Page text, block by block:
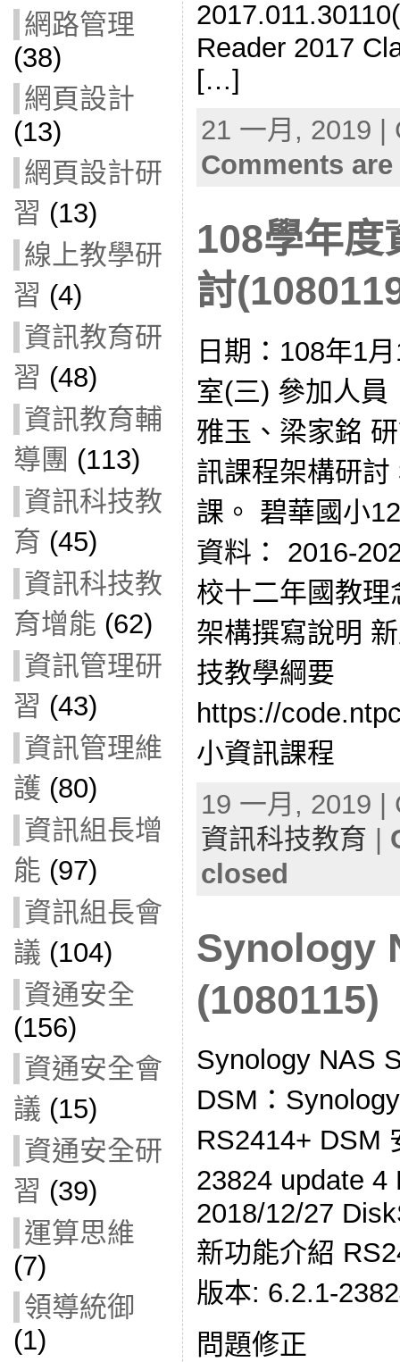
網路管理
(38)
網頁設計
(13)
網頁設計研
習 (13)
線上教學研
習 (4)
資訊教育研
習 (48)
資訊教育輔
導團 (113)
資訊科技教
育 (45)
資訊科技教
育增能 (62)
資訊管理研
習 (43)
資訊管理維
護 (80)
資訊組長增
能 (97)
資訊組長會
議 (104)
資通安全
(156)
資通安全會
議 (15)
資通安全研
習 (39)
運算思維
(7)
領導統御
(1)
Reader 2017
[…]
21 一月, 2019
Comments
108學年度
討
日期：108年1
室(三) 參加人員
雅玉、梁家銘
訊課程架構研
課。 碧華國小
資料： 2016-
校十二年國教
架構撰寫說明
技教學綱要
https://
小資訊課程
19 一月, 2019
資訊科技教育 |
closed
Synology
(1080115)
Synology NAS
DSM：
RS2414+ DSM
23824 update 4
2018/12/27
新功能介紹
版本: 6.2.1-
問題修正